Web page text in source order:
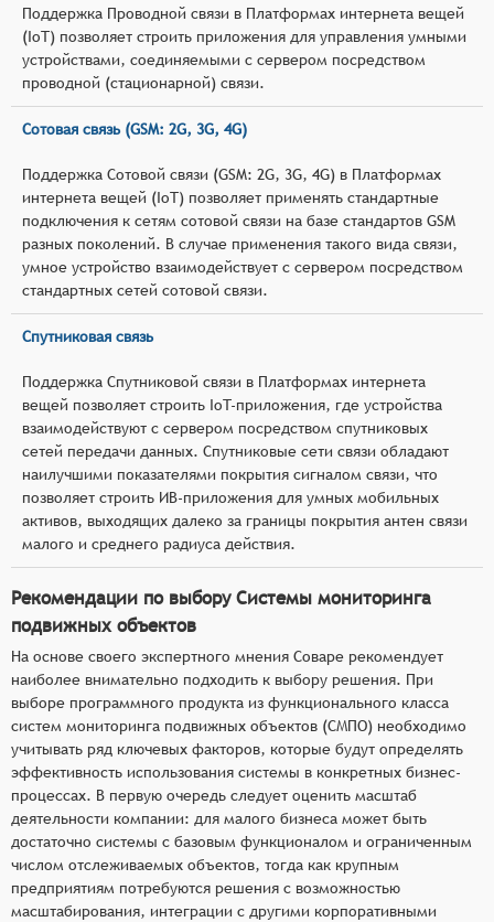
Поддержка Проводной связи в Платформах интернета вещей
(IoT) позволяет строить приложения для управления умными
устройствами, соединяемыми с сервером посредством
проводной (стационарной) связи.
Сотовая связь (GSM: 2G, 3G, 4G)
Поддержка Сотовой связи (GSM: 2G, 3G, 4G) в Платформах
интернета вещей (IoT) позволяет применять стандартные
подключения к сетям сотовой связи на базе стандартов GSM
разных поколений. В случае применения такого вида связи,
умное устройство взаимодействует с сервером посредством
стандартных сетей сотовой связи.
Спутниковая связь
Поддержка Спутниковой связи в Платформах интернета
вещей позволяет строить IoT-приложения, где устройства
взаимодействуют с сервером посредством спутниковых
сетей передачи данных. Спутниковые сети связи обладают
наилучшими показателями покрытия сигналом связи, что
позволяет строить ИВ-приложения для умных мобильных
активов, выходящих далеко за границы покрытия антен связи
малого и среднего радиуса действия.
Рекомендации по выбору Системы мониторинга
подвижных объектов
На основе своего экспертного мнения Соваре рекомендует
наиболее внимательно подходить к выбору решения. При
выборе программного продукта из функционального класса
систем мониторинга подвижных объектов (СМПО) необходимо
учитывать ряд ключевых факторов, которые будут определять
эффективность использования системы в конкретных бизнес-
процессах. В первую очередь следует оценить масштаб
деятельности компании: для малого бизнеса может быть
достаточно системы с базовым функционалом и ограниченным
числом отслеживаемых объектов, тогда как крупным
предприятиям потребуются решения с возможностью
масштабирования, интеграции с другими корпоративными